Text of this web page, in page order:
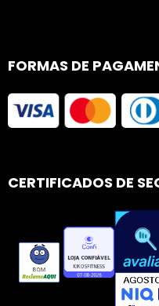
FORMAS DE
CERTIFICADOS DE